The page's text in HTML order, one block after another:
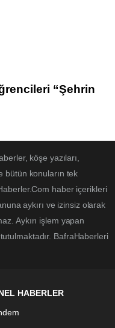
“Şehrin
köşe yazıları,
bütün konuların tek
haber içerikleri
aykırı ve izinsiz olarak
Aykırı işlem yapan
BafraHaberleri
HABERLER